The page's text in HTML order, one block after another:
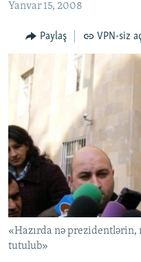
FƏRQƏ BAX
QANUNI DOĞRU
MULTIMEDIA
VIDEO
FOTOQALEREYA
İNFOQRAFIKA
KARIKATURA
RADIO ARXIV
OXU ZALI
AZƏRBAYCAN ƏDƏBIYYATI
İSLAM VƏ DEMOKRATIYA
İZ - MƏDƏNIYYƏT PROQRAMI
HAQQIMIZDA
MISSIYAMIZ
PEŞƏ ETIKASI VƏ
MATERIALLARIMIZDAN
AZADLIQRADIOSU MOBIL
BIZI IZLƏ
RFE/RL-in bütün
Yanvar 15, 2008
Paylaş VPN-siz
«Hazırda nə prezidentlərin,
tutulub»